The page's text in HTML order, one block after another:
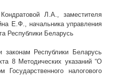
Л.А., заместителя
Е.Ф., начальника управления
Республики Беларусь
законам Республики Беларусь
8 Методических указаний “О
налогового